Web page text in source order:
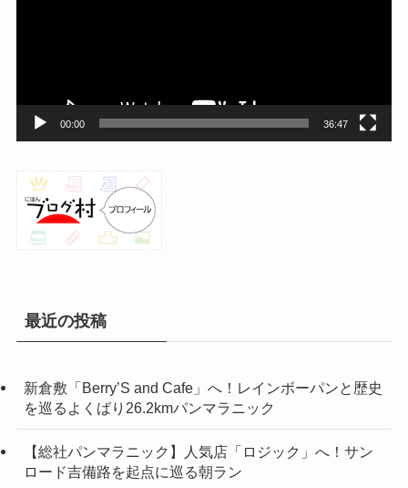
00:00 36:47
最近の投稿
新倉敷「Berry’S and Cafe」へ！レインボーパンと歴史
を巡るよくばり26.2kmパンマラニック
【総社パンマラニック】人気店「ロジック」へ！サン
ロード吉備路を起点に巡る朝ラン